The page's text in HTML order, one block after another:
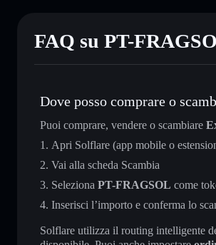
FAQ su PT-
Dove posso comprare o
Puoi comprare, vendere o scambiare
Apri Solflare (app mobile o
Vai alla scheda Scambia
Seleziona PT-FRAGSOL come
Inserisci l’importo e conferma lo
Solflare utilizza il routing intelligente